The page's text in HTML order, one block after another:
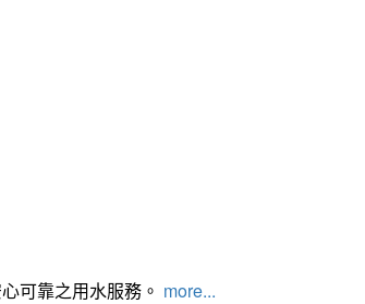
可靠之用水服務。 more...